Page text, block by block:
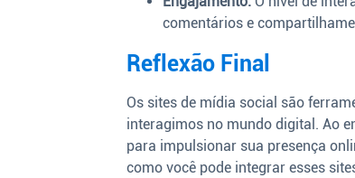
comentários e
Reflexão Final
Os sites de mídia social são
interagimos no mundo digital. Ao
para impulsionar sua presença
como você pode integrar esses